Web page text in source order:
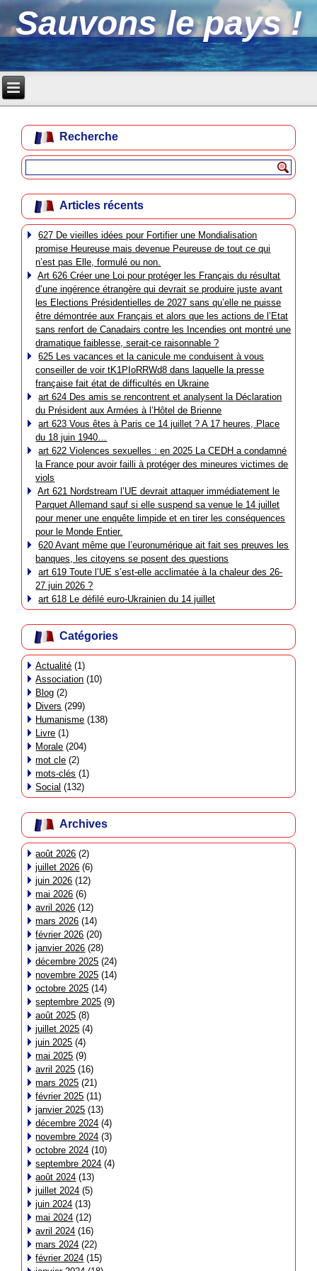
Sauvons le pays !
Recherche
Articles récents
627 De vieilles idées pour Fortifier une Mondialisation
promise Heureuse mais devenue Peureuse de tout ce qui
n’est pas Elle, formulé ou non.
Art 626 Créer une Loi pour protéger les Français du résultat
d’une ingérence étrangère qui devrait se produire juste avant
les Elections Présidentielles de 2027 sans qu’elle ne puisse
être démontrée aux Français et alors que les actions de l’Etat
sans renfort de Canadairs contre les Incendies ont montré une
dramatique faiblesse, serait-ce raisonnable ?
625 Les vacances et la canicule me conduisent à vous
conseiller de voir tK1PIoRRWd8 dans laquelle la presse
française fait état de difficultés en Ukraine
art 624 Des amis se rencontrent et analysent la Déclaration
du Président aux Armées à l’Hôtel de Brienne
art 623 Vous êtes à Paris ce 14 juillet ? A 17 heures, Place
du 18 juin 1940…
art 622 Violences sexuelles : en 2025 La CEDH a condamné
la France pour avoir failli à protéger des mineures victimes de
viols
Art 621 Nordstream l’UE devrait attaquer immédiatement le
Parquet Allemand sauf si elle suspend sa venue le 14 juillet
pour mener une enquête limpide et en tirer les conséquences
pour le Monde Entier.
620 Avant même que l’euronumérique ait fait ses preuves les
banques, les citoyens se posent des questions
art 619 Toute l’UE s’est-elle acclimatée à la chaleur des 26-
27 juin 2026 ?
art 618 Le défilé euro-Ukrainien du 14 juillet
Catégories
Actualité (1)
Association (10)
Blog (2)
Divers (299)
Humanisme (138)
Livre (1)
Morale (204)
mot cle (2)
mots-clés (1)
Social (132)
Archives
août 2026 (2)
juillet 2026 (6)
juin 2026 (12)
mai 2026 (6)
avril 2026 (12)
mars 2026 (14)
février 2026 (20)
janvier 2026 (28)
décembre 2025 (24)
novembre 2025 (14)
octobre 2025 (14)
septembre 2025 (9)
août 2025 (8)
juillet 2025 (4)
juin 2025 (4)
mai 2025 (9)
avril 2025 (16)
mars 2025 (21)
février 2025 (11)
janvier 2025 (13)
décembre 2024 (4)
novembre 2024 (3)
octobre 2024 (10)
septembre 2024 (4)
août 2024 (13)
juillet 2024 (5)
juin 2024 (13)
mai 2024 (12)
avril 2024 (16)
mars 2024 (22)
février 2024 (15)